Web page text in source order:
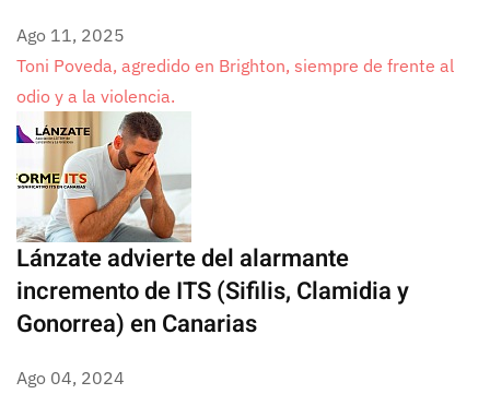
Ago 11, 2025
Toni Poveda, agredido en Brighton, siempre de frente al
odio y a la violencia.
Lánzate advierte del alarmante
incremento de ITS (Sifilis, Clamidia y
Gonorrea) en Canarias
Ago 04, 2024